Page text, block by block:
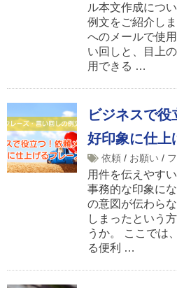
ル本文作成につ
例文をご紹介し
へのメールで使
い回しと、目上
用できる …
ビジネスで
好印象に仕上
依頼 / お願い /
用件を伝えやす
事務的な印象に
の意図が伝わら
しまったという
うか。 ここでは
る便利 …